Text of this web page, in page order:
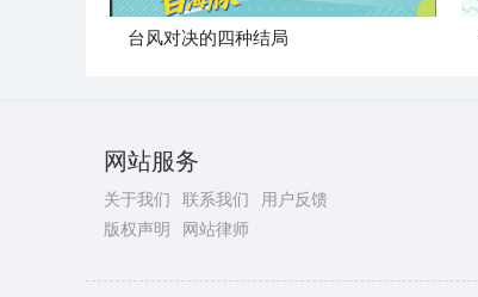
台风对决的四种结局
网站服务
关于我们 联系我们
用户反馈
版权声明
网站律师